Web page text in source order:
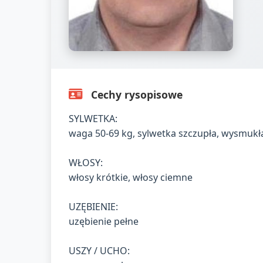
Cechy rysopisowe
SYLWETKA:
waga 50-69 kg, sylwetka szczupła,
WŁOSY:
włosy krótkie, włosy ciemne
UZĘBIENIE:
uzębienie pełne
USZY / UCHO: